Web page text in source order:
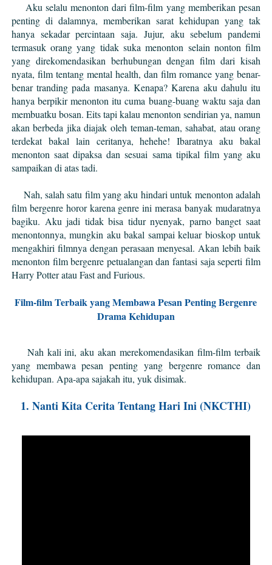
Aku selalu menonton dari film-film yang memberikan pesan
penting di dalamnya, memberikan sarat kehidupan yang tak
hanya sekadar percintaan saja. Jujur, aku sebelum pandemi
termasuk orang yang tidak suka menonton selain nonton film
yang direkomendasikan berhubungan dengan film dari kisah
nyata, film tentang mental health, dan film romance yang benar-
benar tranding pada masanya. Kenapa? Karena aku dahulu itu
hanya berpikir menonton itu cuma buang-buang waktu saja dan
membuatku bosan. Eits tapi kalau menonton sendirian ya, namun
akan berbeda jika diajak oleh teman-teman, sahabat, atau orang
terdekat bakal lain ceritanya, hehehe! Ibaratnya aku bakal
menonton saat dipaksa dan sesuai sama tipikal film yang aku
sampaikan di atas tadi.
Nah, salah satu film yang aku hindari untuk menonton adalah
film bergenre horor karena genre ini merasa banyak mudaratnya
bagiku. Aku jadi tidak bisa tidur nyenyak, parno banget saat
menontonnya, mungkin aku bakal sampai keluar bioskop untuk
mengakhiri filmnya dengan perasaan menyesal. Akan lebih baik
menonton film bergenre petualangan dan fantasi saja seperti film
Harry Potter atau Fast and Furious.
Film-film Terbaik yang Membawa Pesan Penting Bergenre
Drama Kehidupan
Nah kali ini, aku akan merekomendasikan film-film terbaik
yang membawa pesan penting yang bergenre romance dan
kehidupan. Apa-apa sajakah itu, yuk disimak.
1. Nanti Kita Cerita Tentang Hari Ini (NKCTHI)